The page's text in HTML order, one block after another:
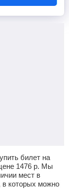
билет на
1476 р. Мы
мест в
в которых можно